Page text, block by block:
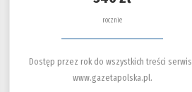
rocznie
Dostęp przez rok do wszystkich treści
www.gazetapolska.pl.